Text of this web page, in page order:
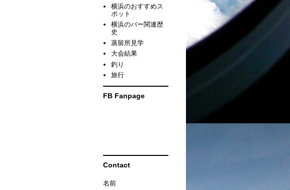
横浜のおすすめス
ポット
横浜のバー関連歴
史
蒸留所見学
大会結果
釣り
旅行
FB Fanpage
Contact
名前